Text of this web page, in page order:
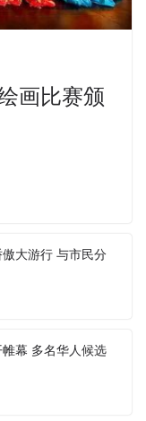
画比赛颁
大游行 与市民分
幕 多名华人候选